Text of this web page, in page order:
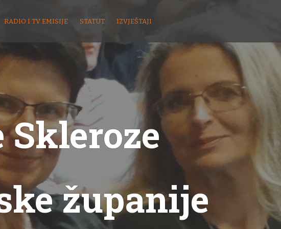
RADIO I TV EMISIJE STATUT IZVJEŠTAJI
županije